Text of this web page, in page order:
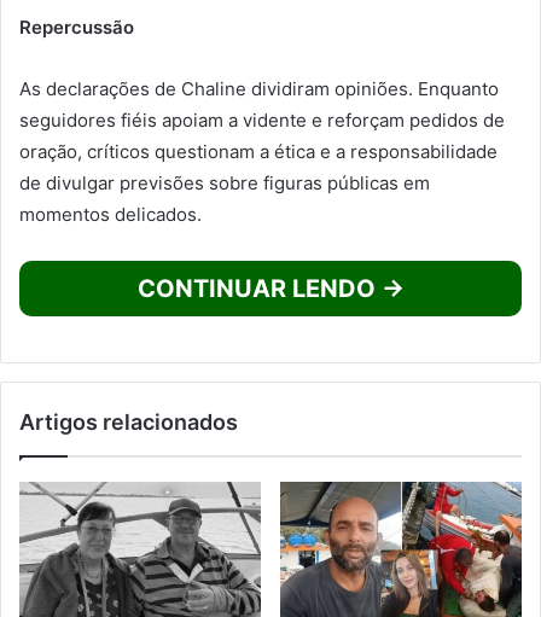
Repercussão
As declarações de Chaline dividiram opiniões. Enquanto
seguidores fiéis apoiam a vidente e reforçam pedidos de
oração, críticos questionam a ética e a responsabilidade
de divulgar previsões sobre figuras públicas em
momentos delicados.
CONTINUAR LENDO →
Artigos relacionados